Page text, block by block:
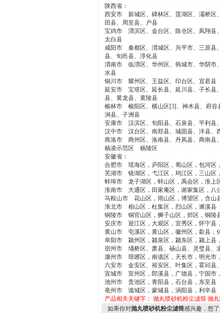
陕西省：
西安市 新城区、碑林区、莲湖区、灞桥区
田县、周至县、户县
宝鸡市 渭滨区、金台区、陈仓区、凤翔县
太白县
咸阳市 秦都区、渭城区、兴平市、三原县
县、旬邑县、淳化县
渭南市 临渭区、华州区、韩城市、华阴市
水县
铜川市 耀州区、王益区、印台区、宜君县
延安市 宝塔区、延长县、延川县、子长县
县、黄龙县、黄陵县
榆林市 榆阳区、横山区[3]、神木县、府谷
涧县、子洲县
安康市 汉滨区、旬阳县、石泉县、平利县
汉中市 汉台区、南郑县、城固县、洋县、
商洛市 商州区、洛南县、丹凤县、商南县
杨凌示范区 杨陵区
安徽省：
合肥市 瑶海区，庐阳区，蜀山区，包河区
芜湖市 镜湖区，弋江区，鸠江区，三山区
蚌埠市 龙子湖区，蚌山区，禹会区，淮上
淮南市 大通区，田家庵区，谢家集区，八
马鞍山市 花山区，雨山区，博望区，含山
淮北市 相山区，杜集区，烈山区，濉溪县
铜陵市 铜官山区，狮子山区，郊区，铜陵
安庆市 迎江区，大观区，宜秀区，怀宁县
黄山市 屯溪区，黄山区，徽州区，歙县，
阜阳市 颍州区，颍泉区，颍东区，颍上县
宿州市 埇桥区、萧县、砀山县、灵璧县、
滁州市 琅琊区，南谯区，天长市，明光市
六安市 金安区、裕安区、叶集区，霍邱县
宣城市 宣州区，郎溪县，广德县，宁国市
池州市 贵池区，青阳县，石台县，东至县
亳州市 谯城区，蒙城县，涡阳县，利辛县
产品相关关键字： 抛丸喷砂机粉尘滤筒 抛
如果你对抛丸喷砂机粉尘滤筒感兴趣，想